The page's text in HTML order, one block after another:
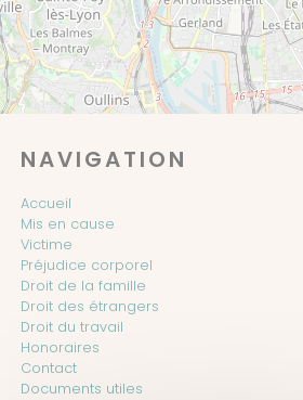
NAVIGATION
Accueil
Mis en cause
Victime
Préjudice corporel
Droit de la famille
Droit des étrangers
Droit du travail
Honoraires
Contact
Documents utiles